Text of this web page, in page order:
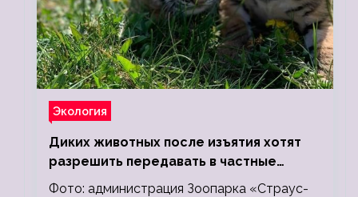
Экология
Диких животных после изъятия хотят
разрешить передавать в частные
зоопарки
Фото: администрация Зоопарка «Страус-